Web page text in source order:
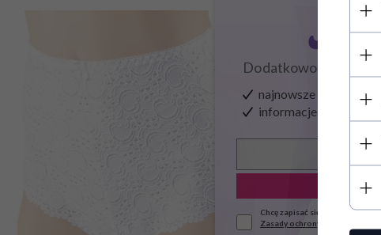
Dodatkowo zyskujesz:
najnowsze wieści o
informacje o
Chcę zapisać się do newslettera.
Zasady ochrony danych